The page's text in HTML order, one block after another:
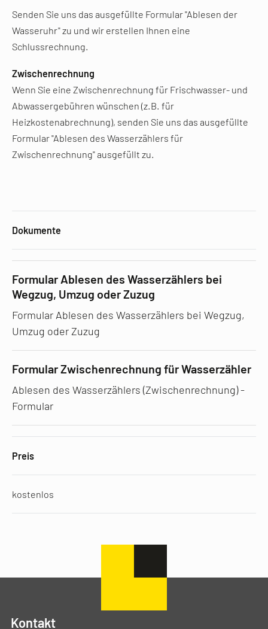
Senden Sie uns das ausgefüllte Formular "Ablesen der
Wasseruhr" zu und wir erstellen Ihnen eine
Schlussrechnung.
Zwischenrechnung
Wenn Sie eine Zwischenrechnung für Frischwasser- und
Abwassergebühren wünschen (z.B. für
Heizkostenabrechnung), senden Sie uns das ausgefüllte
Formular "Ablesen des Wasserzählers für
Zwischenrechnung" ausgefüllt zu.
Dokumente
Formular Ablesen des Wasserzählers bei
Wegzug, Umzug oder Zuzug
Formular Ablesen des Wasserzählers bei Wegzug,
Umzug oder Zuzug
Formular Zwischenrechnung für Wasserzähler
Ablesen des Wasserzählers (Zwischenrechnung) -
Formular
Preis
kostenlos
Kontakt